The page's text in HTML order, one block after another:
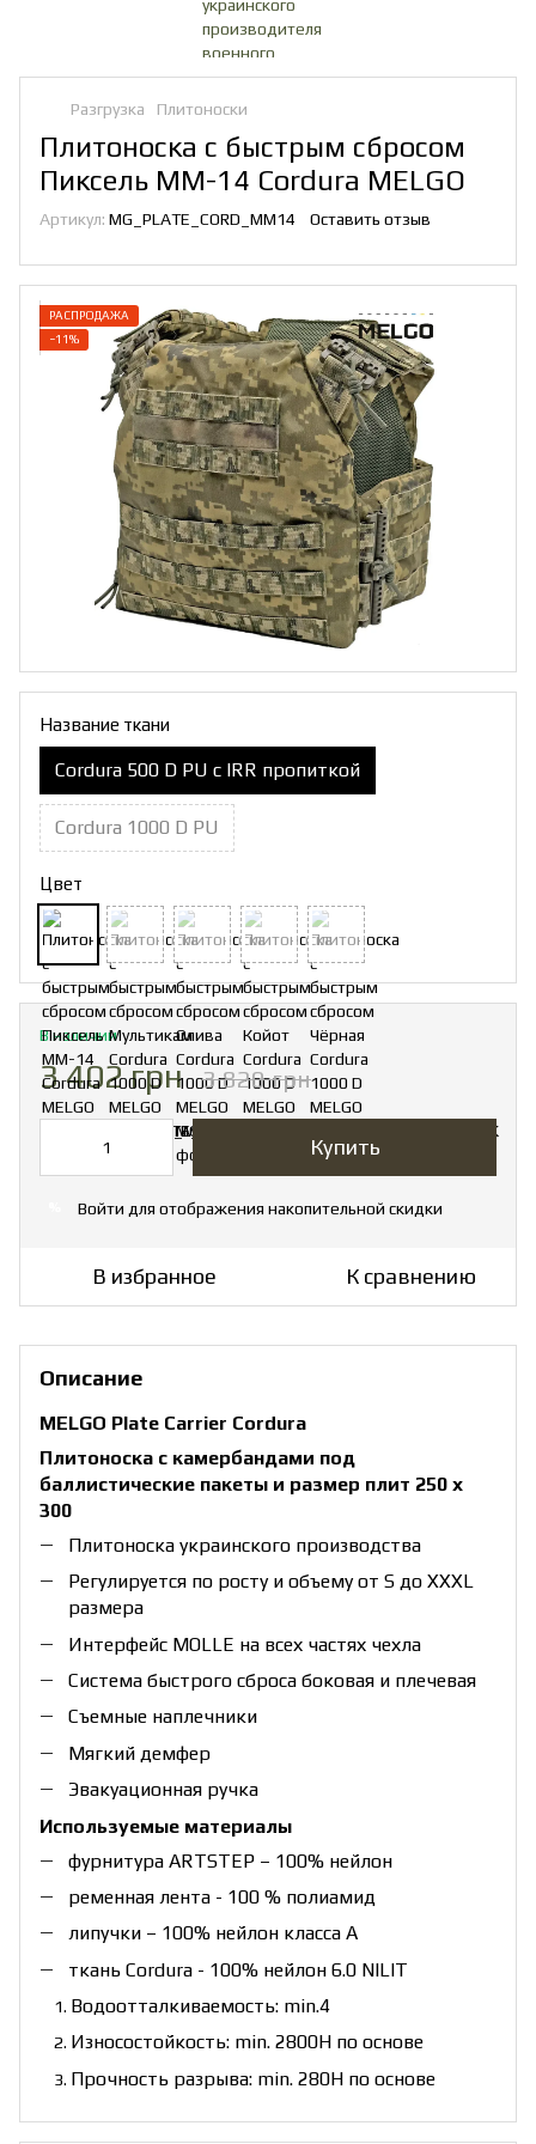
Разгрузка Плитоноски
Плитоноска с быстрым сбросом
Пиксель ММ-14 Cordura MELGO
Артикул: MG_PLATE_CORD_MM14 Оставить отзыв
РАСПРОДАЖА
−11%
Название ткани
Cordura 500 D PU с IRR пропиткой
Cordura 1000 D PU
Цвет
В наличии
3 402 грн 3 820 грн
Купить
Войти для отображения накопительной скидки
В избранное К сравнению
Описание
MELGO Plate Carrier Cordura
Плитоноска с камербандами под
баллистические пакеты и размер плит 250 х
300
Плитоноска украинского производства
Регулируется по росту и объему от S до ХХXL
размера
Интерфейс MOLLE на всех частях чехла
Система быстрого сброса боковая и плечевая
Съемные наплечники
Мягкий демфер
Эвакуационная ручка
Используемые материалы
фурнитура ARTSTEP – 100% нейлон
ременная лента - 100 % полиамид
липучки – 100% нейлон класса А
ткань Cordura - 100% нейлон 6.0 NILIT
Водоотталкиваемость: min.4
Износостойкость: min. 2800H по основе
Прочность разрыва: min. 280H по основе